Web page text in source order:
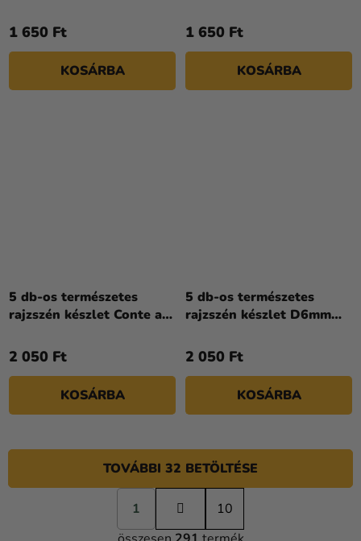
1 650 Ft
KOSÁRBA
1 650 Ft
KOSÁRBA
5 db-os természetes
rajzszén készlet Conte a
2 050 Ft
KOSÁRBA
5 db-os természetes
rajzszén készlet D6mm
2 050 Ft
KOSÁRBA
L
TOVÁBBI 32 BETÖLTÉSE
L
a
p
1
10